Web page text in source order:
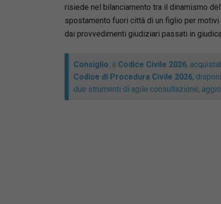
degli
risiede nel bilanciamento tra il dinamismo
spostamento fuori città di un figlio per
dai provvedimenti giudiziari passati in
Consiglio: il Codice Civile 2026,
Codice di Procedura Civile 2026,
due strumenti di agile consultazione,